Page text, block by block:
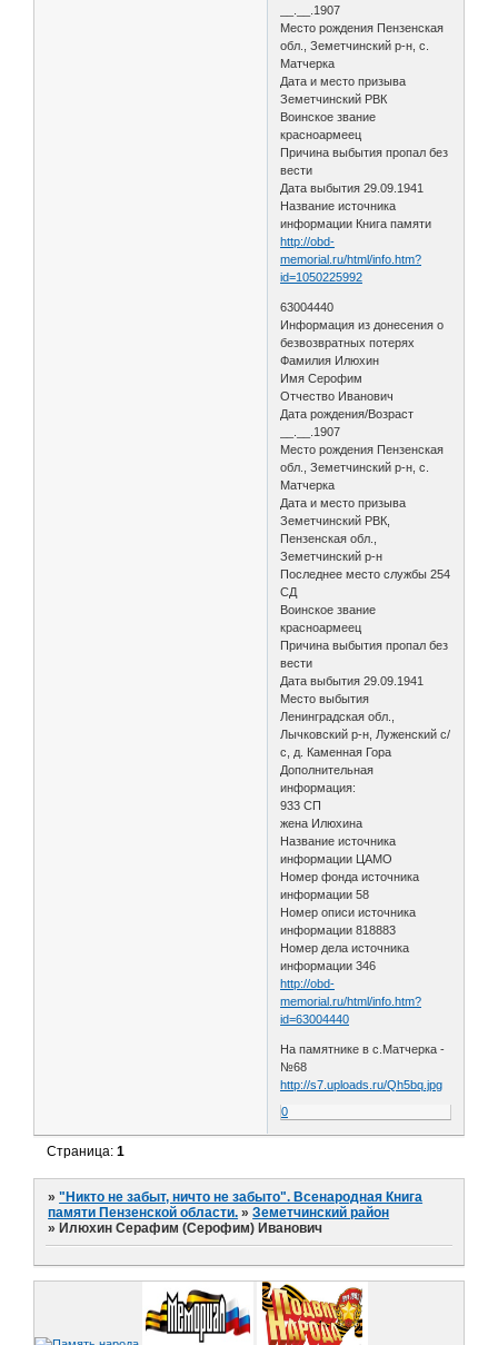
__.__.1907
Место рождения Пензенская
обл., Земетчинский р-н, с.
Матчерка
Дата и место призыва
Земетчинский РВК
Воинское звание
красноармеец
Причина выбытия пропал без
вести
Дата выбытия 29.09.1941
Название источника
информации Книга памяти
http://obd-
memorial.ru/html/info.htm?
id=1050225992
63004440
Информация из донесения о
безвозвратных потерях
Фамилия Илюхин
Имя Серофим
Отчество Иванович
Дата рождения/Возраст
__.__.1907
Место рождения Пензенская
обл., Земетчинский р-н, с.
Матчерка
Дата и место призыва
Земетчинский РВК,
Пензенская обл.,
Земетчинский р-н
Последнее место службы 254
СД
Воинское звание
красноармеец
Причина выбытия пропал без
вести
Дата выбытия 29.09.1941
Место выбытия
Ленинградская обл.,
Лычковский р-н, Луженский с/
с, д. Каменная Гора
Дополнительная
информация:
933 СП
жена Илюхина
Название источника
информации ЦАМО
Номер фонда источника
информации 58
Номер описи источника
информации 818883
Номер дела источника
информации 346
http://obd-
memorial.ru/html/info.htm?
id=63004440
На памятнике в с.Матчерка -
№68
http://s7.uploads.ru/Qh5bq.jpg
0
Страница:1
»"Никто не забыт, ничто не забыто". Всенародная Книга
памяти Пензенской области. »Земетчинский район
» Илюхин Серафим (Серофим) Иванович